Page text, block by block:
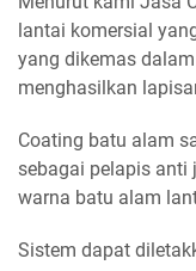
lantai komersial
yang dikemas
menghasilkan
Coating batu alam
sebagai pelapis anti
warna batu alam
Sistem dapat